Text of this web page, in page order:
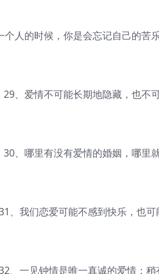
人的时候，你是会忘记自己的苦
爱情不可能长期地隐藏，也不
哪里有没有爱情的婚姻，哪里
我们恋爱可能不感到快乐，也
一见钟情是唯一真诚的爱情；